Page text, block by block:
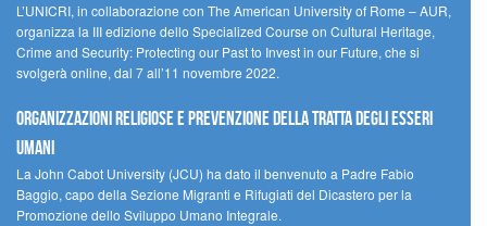
L’UNICRI, in collaborazione con The American University of Rome – AUR,
organizza la III edizione dello Specialized Course on Cultural Heritage,
Crime and Security: Protecting our Past to Invest in our Future, che si
svolgerà online, dal 7 all’11 novembre 2022.
Organizzazioni religiose e prevenzione della tratta degli esseri
umani
La John Cabot University (JCU) ha dato il benvenuto a Padre Fabio
Baggio, capo della Sezione Migranti e Rifugiati del Dicastero per la
Promozione dello Sviluppo Umano Integrale.